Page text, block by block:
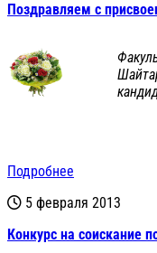
Поздравляем с
Подробнее
5 февраля 2013
Конкурс на соискание